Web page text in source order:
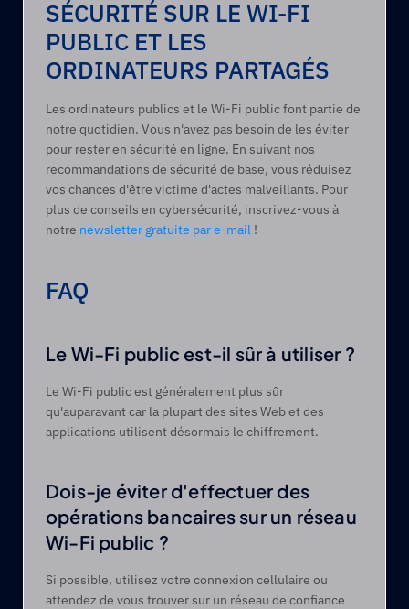
SÉCURITÉ SUR LE WI-FI
PUBLIC ET LES
ORDINATEURS PARTAGÉS
Les ordinateurs publics et le Wi-Fi public font partie de
notre quotidien. Vous n'avez pas besoin de les éviter
pour rester en sécurité en ligne. En suivant nos
recommandations de sécurité de base, vous réduisez
vos chances d'être victime d'actes malveillants. Pour
plus de conseils en cybersécurité, inscrivez-vous à
notre newsletter gratuite par e-mail !
FAQ
Le Wi-Fi public est-il sûr à utiliser ?
Le Wi-Fi public est généralement plus sûr
qu'auparavant car la plupart des sites Web et des
applications utilisent désormais le chiffrement.
Dois-je éviter d'effectuer des
opérations bancaires sur un réseau
Wi-Fi public ?
Si possible, utilisez votre connexion cellulaire ou
attendez de vous trouver sur un réseau de confiance